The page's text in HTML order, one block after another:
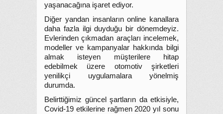
yaşanacağına işaret ediyor.
Diğer yandan insanların online kanallara
daha fazla ilgi duyduğu bir dönemdeyiz.
Evlerinden çıkmadan araçları incelemek,
modeller ve kampanyalar hakkında bilgi
almak isteyen müşterilere hitap
edebilmek üzere otomotiv şirketleri
yenilikçi uygulamalara yönelmiş
durumda.
Belirttiğimiz güncel şartların da etkisiyle,
Covid-19 etkilerine rağmen 2020 yıl sonu